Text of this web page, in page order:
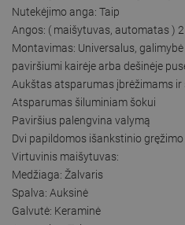
Nutekėjimo anga: Taip
Angos: ( maišytuvas, automatas ) 2
Montavimas: Universalus,
paviršiumi kairėje arba dešinėje
Aukštas atsparumas įbrėžimams ir
Atsparumas šiluminiam šokui
Paviršius palengvina valymą
Dvi papildomos išankstinio
Virtuvinis maišytuvas:
Medžiaga: Žalvaris
Spalva: Auksinė
Galvutė: Keraminė